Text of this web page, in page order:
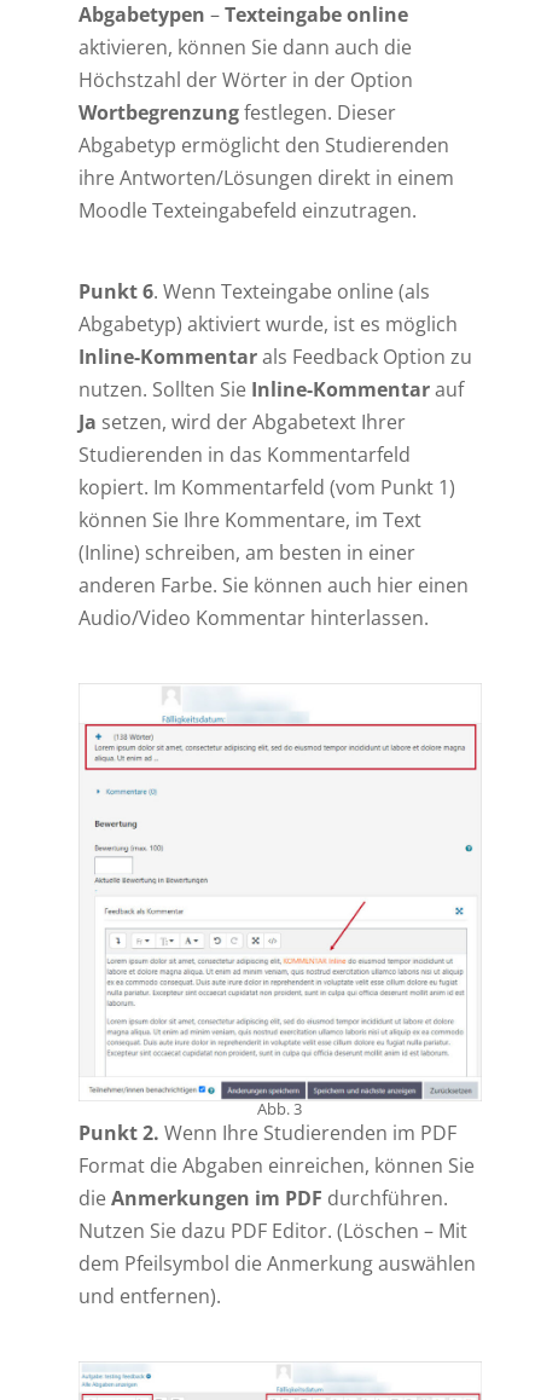
Abgabetypen –Texteingabe online
aktivieren, können Sie dann auch die
Höchstzahl der Wörter in der Option
Wortbegrenzungfestlegen. Dieser
Abgabetyp ermöglicht den Studierenden
ihre Antworten/Lösungen direkt in einem
Moodle Texteingabefeld einzutragen.
Punkt 6. Wenn Texteingabe online (als
Abgabetyp) aktiviert wurde, ist es möglich
Inline-Kommentarals Feedback Option zu
nutzen. Sollten Sie Inline-Kommentarauf
Ja setzen, wird der Abgabetext Ihrer
Studierenden in das Kommentarfeld
kopiert. Im Kommentarfeld (vom Punkt 1)
können Sie Ihre Kommentare, im Text
(Inline) schreiben, am besten in einer
anderen Farbe. Sie können auch hier einen
Audio/Video Kommentar hinterlassen.
Abb. 3
Punkt 2. Wenn Ihre Studierenden im PDF
Format die Abgaben einreichen, können Sie
dieAnmerkungen im PDF durchführen.
Nutzen Sie dazu PDF Editor. (Löschen – Mit
dem Pfeilsymbol die Anmerkung auswählen
und entfernen).